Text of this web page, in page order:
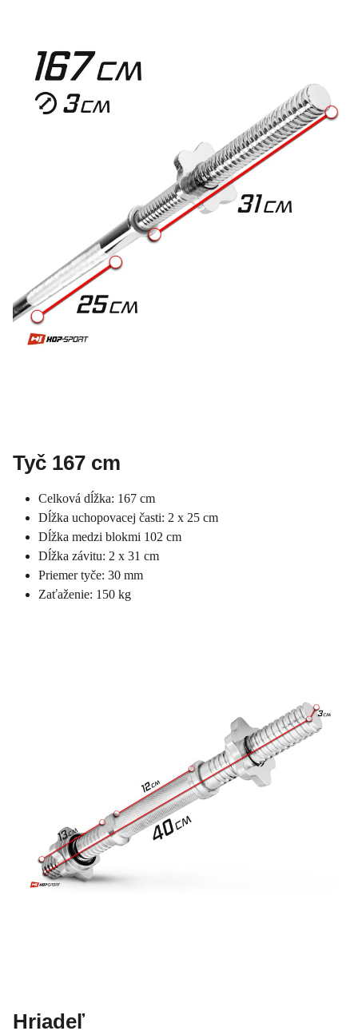
Tyč 167 cm
Celková dĺžka: 167 cm
Dĺžka uchopovacej časti: 2 x 25 cm
Dĺžka medzi blokmi 102 cm
Dĺžka závitu: 2 x 31 cm
Priemer tyče: 30 mm
Zaťaženie: 150 kg
Hriadeľ